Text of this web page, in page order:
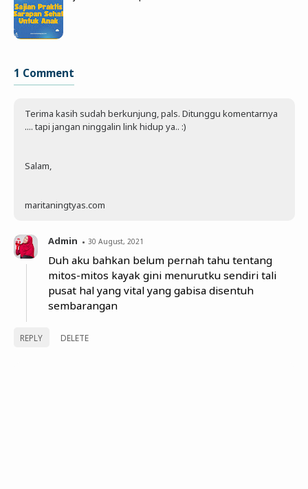
1 Comment
Terima kasih sudah berkunjung, pals. Ditunggu komentarnya
.... tapi jangan ninggalin link hidup ya.. :)
Salam,
maritaningtyas.com
Admin 30 August, 2021
Duh aku bahkan belum pernah tahu tentang
mitos-mitos kayak gini menurutku sendiri tali
pusat hal yang vital yang gabisa disentuh
sembarangan
REPLY DELETE